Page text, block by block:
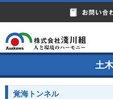
土
覚海トンネル